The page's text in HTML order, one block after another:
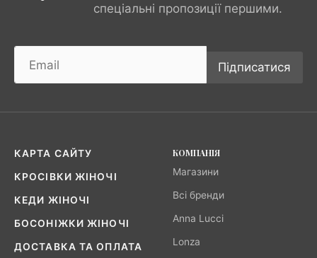
спеціальні пропозиції першими.
Підписатися
КАРТА САЙТУ
КРОСІВКИ ЖІНОЧІ
КЕДИ ЖІНОЧІ
БОСОНІЖКИ ЖІНОЧІ
ДОСТАВКА ТА ОПЛАТА
КОМПАНІЯ
Магазини
Всі бренди
Anna Lucci
Lonza